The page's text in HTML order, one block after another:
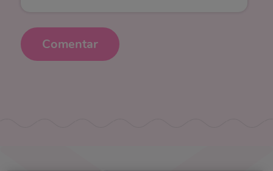
Comentar